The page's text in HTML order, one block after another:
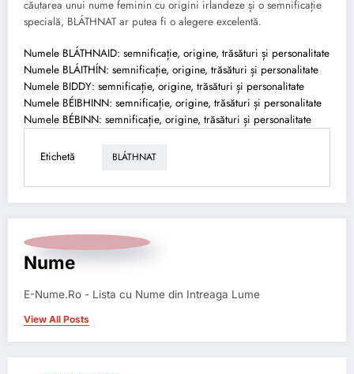
căutarea unui nume feminin cu origini irlandeze și o semnificație
specială, BLÁTHNAT ar putea fi o alegere excelentă.
Numele BLÁTHNAID: semnificație, origine, trăsături și personalitate
Numele BLÁITHÍN: semnificație, origine, trăsături și personalitate
Numele BIDDY: semnificație, origine, trăsături și personalitate
Numele BÉIBHINN: semnificație, origine, trăsături și personalitate
Numele BÉBINN: semnificație, origine, trăsături și personalitate
Etichetă BLÁTHNAT
Nume
E-Nume.Ro - Lista cu Nume din Intreaga Lume
View All Posts